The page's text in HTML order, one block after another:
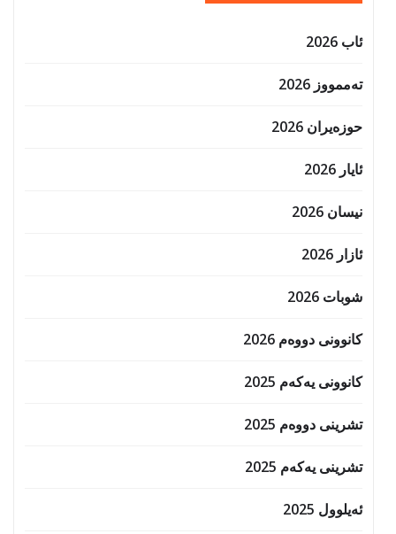
ئاب 2026
تەممووز 2026
حوزه‌یران 2026
ئایار 2026
نیسان 2026
ئازار 2026
شوبات 2026
کانوونی دووەم 2026
کانوونی یەکەم 2025
تشرینی دووەم 2025
تشرینی یەکەم 2025
ئەیلوول 2025